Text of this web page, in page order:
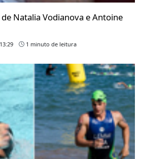
Natalia Vodianova e Antoine
1 minuto de leitura